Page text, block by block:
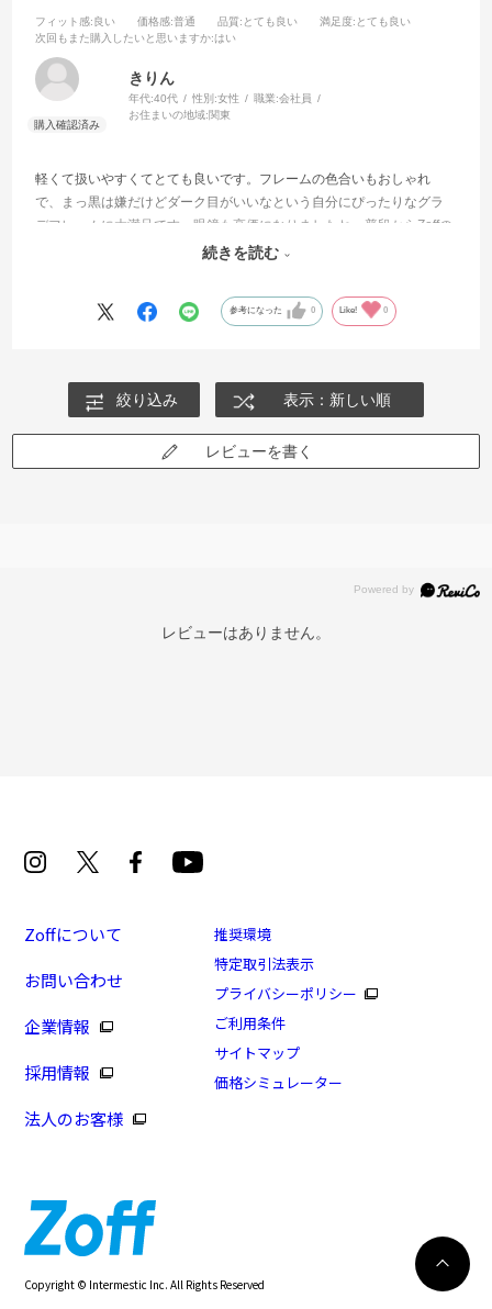
カートに入れる
フィット感:良い 価格感:普通 品質:とても良い 満足度:とても良い
次回もまた購入したいと思いますか:はい
きりん
年代:40代 性別:女性 職業:会社員
お住まいの地域:関東
軽くて扱いやすくてとても良いです。フレームの色合いもおしゃれ
で、まっ黒は嫌だけどダーク目がいいなという自分にぴったりなグラ
デフレームに大満足です。眼鏡も高価になりましたね、普段からZoffの
眼鏡使用していますが、前回購入時と比較して支払金額の変化には驚
続きを読む
参考になった 0 Like! 0
絞り込み 表示：新しい順
レビューを書く
レビューはありません。
Zoffについて
お問い合わせ
企業情報
採用情報
法人のお客様
推奨環境
特定取引法表示
プライバシーポリシー
ご利用条件
サイトマップ
価格シミュレーター
Copyright © Intermestic Inc. All Rights Reserved